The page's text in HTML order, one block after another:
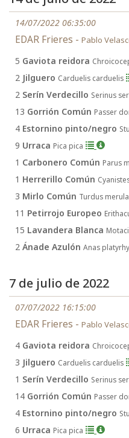
14/07/2022 06:35:00
EDAR Frieres - Pablo
5 Gaviota reidora
2 Jilguero Carduelis carduelis
2 Serín Verdecillo Serinus
13 Gorrión Común Passer
4 Estornino pinto/negro
9 Urraca Pica pica
1 Carbonero Común Parus
1 Herrerillo Común
3 Mirlo Común Turdus merula
11 Petirrojo Europeo
15 Lavandera Blanca
2 Ánade Azulón Anas
7 de julio de 2022
07/07/2022 16:15:00
EDAR Frieres - Pablo
4 Gaviota reidora
3 Jilguero Carduelis carduelis
1 Serín Verdecillo Serinus
14 Gorrión Común Passer
4 Estornino pinto/negro
6 Urraca Pica pica